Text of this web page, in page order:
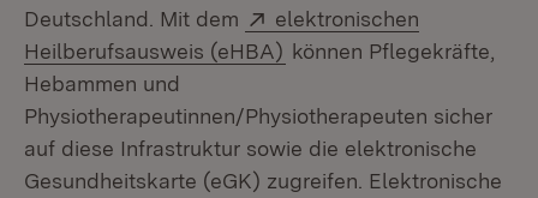
Deutschland. Mit dem
Extern:
elektronischen
Heilberufsausweis (eHBA) (Öffnet in neuem Fenster)
können Pflegekräfte,
Hebammen und
Physiotherapeutinnen/Physiotherapeuten sicher
auf diese Infrastruktur sowie die elektronische
Gesundheitskarte (eGK) zugreifen. Elektronische